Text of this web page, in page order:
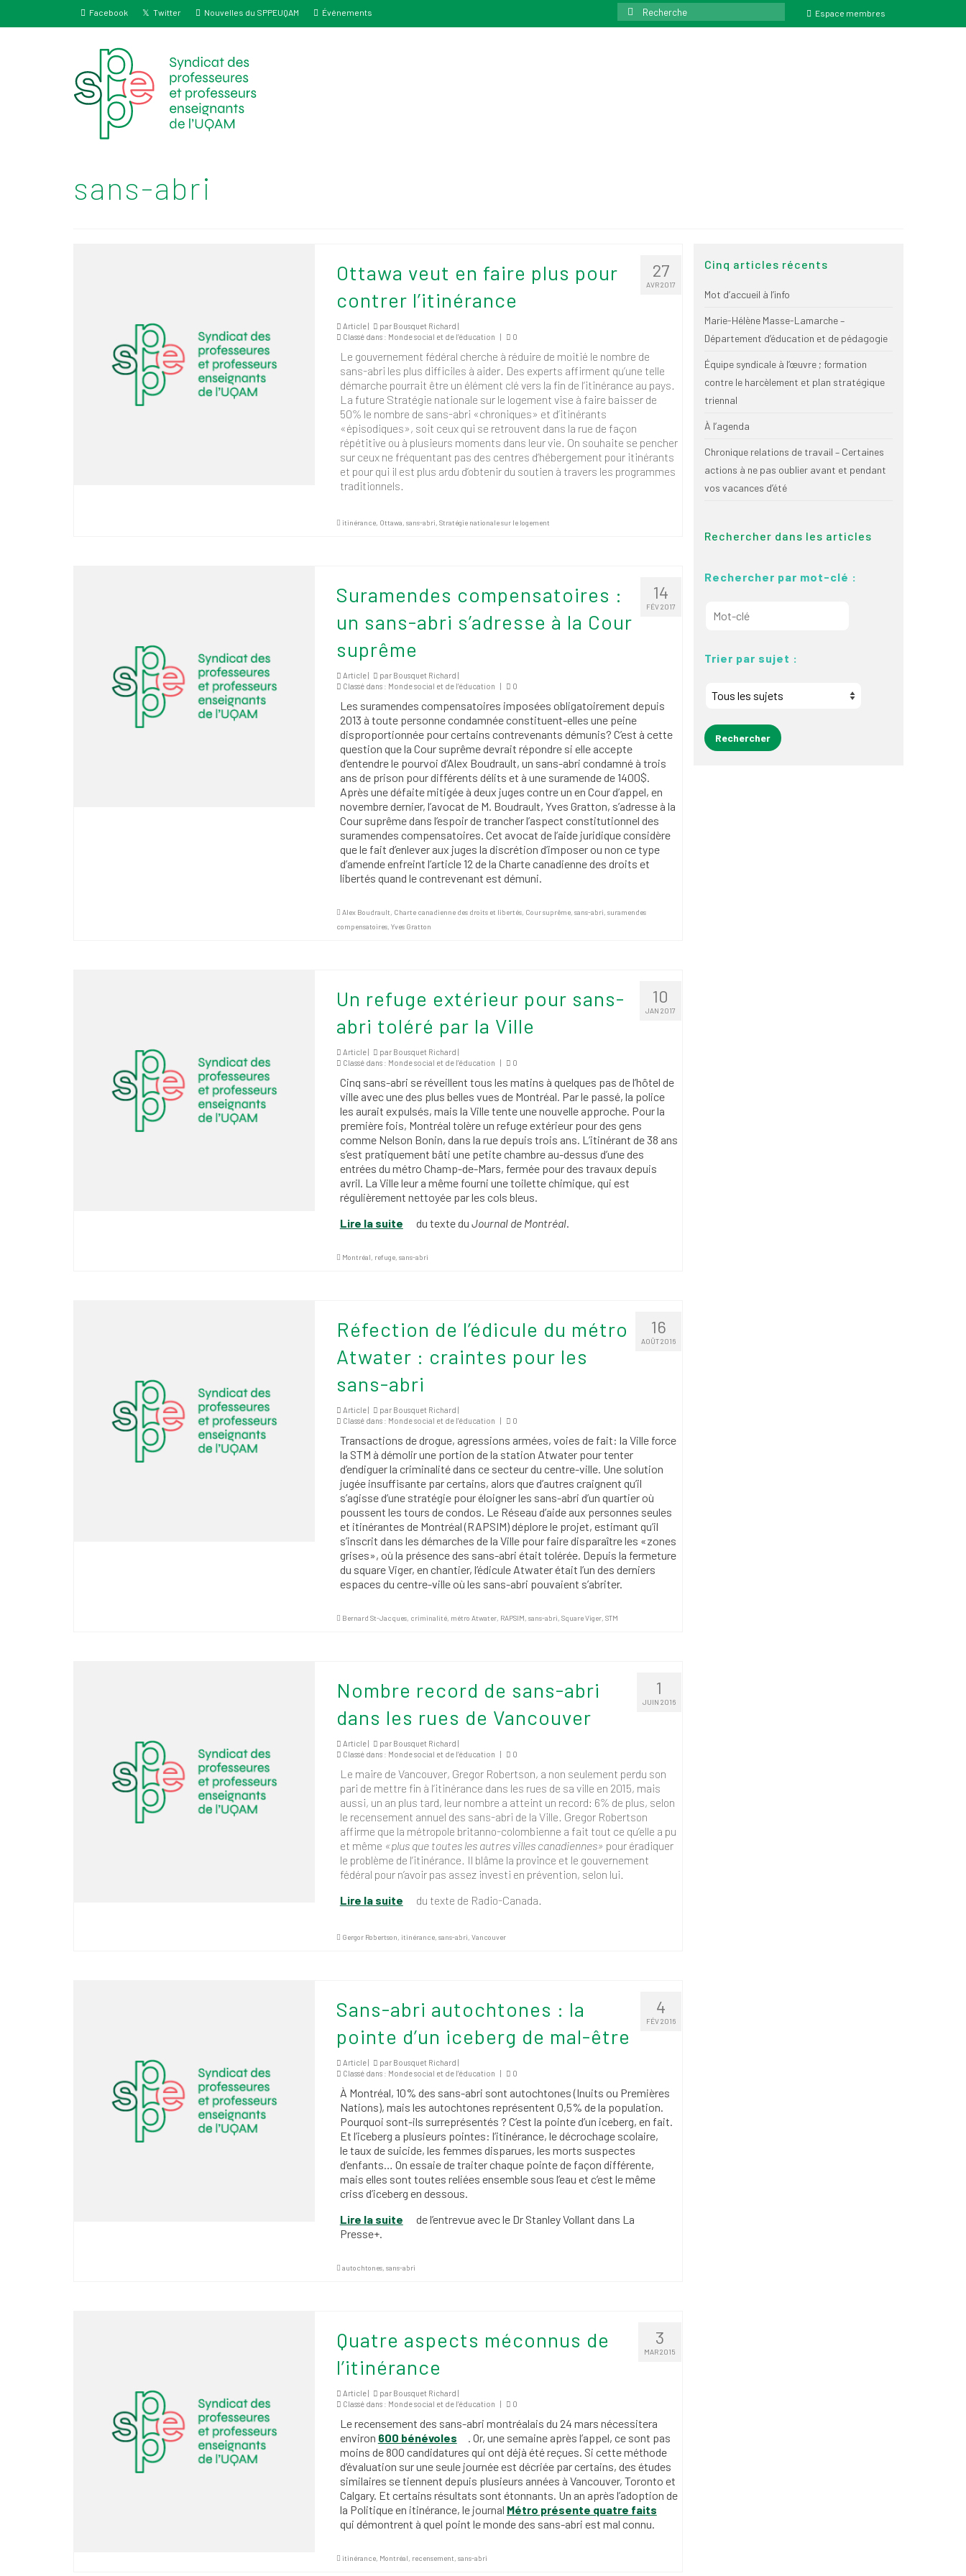
Facebook Twitter Nouvelles du SPPEUQAM Événements
Rechercher
:
Espace membres
sans-abri
27
AVR 2017
Ottawa veut en faire plus pour
contrer l’itinérance
Article | par Bousquet Richard |
Classé dans : Monde social et de l’éducation | 0
Le gouvernement fédéral cherche à réduire de moitié le nombre de
sans-abri les plus difficiles à aider. Des experts affirment qu’une telle
démarche pourrait être un élément clé vers la fin de l’itinérance au pays.
La future Stratégie nationale sur le logement vise à faire baisser de
50% le nombre de sans-abri «chroniques» et d’itinérants
«épisodiques», soit ceux qui se retrouvent dans la rue de façon
répétitive ou à plusieurs moments dans leur vie. On souhaite se pencher
sur ceux ne fréquentant pas des centres d’hébergement pour itinérants
et pour qui il est plus ardu d’obtenir du soutien à travers les programmes
traditionnels.
itinérance, Ottawa, sans-abri, Stratégie nationale sur le logement
14
FÉV 2017
Suramendes compensatoires :
un sans-abri s’adresse à la Cour
suprême
Article | par Bousquet Richard |
Classé dans : Monde social et de l’éducation | 0
Les suramendes compensatoires imposées obligatoirement depuis
2013 à toute personne condamnée constituent-elles une peine
disproportionnée pour certains contrevenants démunis? C’est à cette
question que la Cour suprême devrait répondre si elle accepte
d’entendre le pourvoi d’Alex Boudrault, un sans-abri condamné à trois
ans de prison pour différents délits et à une suramende de 1400$.
Après une défaite mitigée à deux juges contre un en Cour d’appel, en
novembre dernier, l’avocat de M. Boudrault, Yves Gratton, s’adresse à la
Cour suprême dans l’espoir de trancher l’aspect constitutionnel des
suramendes compensatoires. Cet avocat de l’aide juridique considère
que le fait d’enlever aux juges la discrétion d’imposer ou non ce type
d’amende enfreint l’article 12 de la Charte canadienne des droits et
libertés quand le contrevenant est démuni.
Alex Boudrault, Charte canadienne des droits et libertés, Cour suprême, sans-abri, suramendes
compensatoires, Yves Gratton
10
JAN 2017
Un refuge extérieur pour sans-
abri toléré par la Ville
Article | par Bousquet Richard |
Classé dans : Monde social et de l’éducation | 0
Cinq sans-abri se réveillent tous les matins à quelques pas de l’hôtel de
ville avec une des plus belles vues de Montréal. Par le passé, la police
les aurait expulsés, mais la Ville tente une nouvelle approche. Pour la
première fois, Montréal tolère un refuge extérieur pour des gens
comme Nelson Bonin, dans la rue depuis trois ans. L’itinérant de 38 ans
s’est pratiquement bâti une petite chambre au-dessus d’une des
entrées du métro Champ-de-Mars, fermée pour des travaux depuis
avril. La Ville leur a même fourni une toilette chimique, qui est
régulièrement nettoyée par les cols bleus.
Lire la suite
du texte du Journal de Montréal.
Montréal, refuge, sans-abri
16
AOÛT 2016
Réfection de l’édicule du métro
Atwater : craintes pour les
sans-abri
Article | par Bousquet Richard |
Classé dans : Monde social et de l’éducation | 0
Transactions de drogue, agressions armées, voies de fait: la Ville force
la STM à démolir une portion de la station Atwater pour tenter
d’endiguer la criminalité dans ce secteur du centre-ville. Une solution
jugée insuffisante par certains, alors que d’autres craignent qu’il
s’agisse d’une stratégie pour éloigner les sans-abri d’un quartier où
poussent les tours de condos. Le Réseau d’aide aux personnes seules
et itinérantes de Montréal (RAPSIM) déplore le projet, estimant qu’il
s’inscrit dans les démarches de la Ville pour faire disparaître les «zones
grises», où la présence des sans-abri était tolérée. Depuis la fermeture
du square Viger, en chantier, l’édicule Atwater était l’un des derniers
espaces du centre-ville où les sans-abri pouvaient s’abriter.
Bernard St-Jacques, criminalité, métro Atwater, RAPSIM, sans-abri, Square Viger, STM
1
JUIN 2016
Nombre record de sans-abri
dans les rues de Vancouver
Article | par Bousquet Richard |
Classé dans : Monde social et de l’éducation | 0
Le maire de Vancouver, Gregor Robertson, a non seulement perdu son
pari de mettre fin à l’itinérance dans les rues de sa ville en 2015, mais
aussi, un an plus tard, leur nombre a atteint un record: 6% de plus, selon
le recensement annuel des sans-abri de la Ville. Gregor Robertson
affirme que la métropole britanno-colombienne a fait tout ce qu’elle a pu
et même «plus que toutes les autres villes canadiennes» pour éradiquer
le problème de l’itinérance. Il blâme la province et le gouvernement
fédéral pour n’avoir pas assez investi en prévention, selon lui.
Lire la suite
du texte de Radio-Canada.
Gergor Robertson, itinérance, sans-abri, Vancouver
4
FÉV 2016
Sans-abri autochtones : la
pointe d’un iceberg de mal-être
Article | par Bousquet Richard |
Classé dans : Monde social et de l’éducation | 0
À Montréal, 10% des sans-abri sont autochtones (Inuits ou Premières
Nations), mais les autochtones représentent 0,5% de la population.
Pourquoi sont-ils surreprésentés ? C’est la pointe d’un iceberg, en fait.
Et l’iceberg a plusieurs pointes: l’itinérance, le décrochage scolaire,
le taux de suicide, les femmes disparues, les morts suspectes
d’enfants… On essaie de traiter chaque pointe de façon différente,
mais elles sont toutes reliées ensemble sous l’eau et c’est le même
criss d’iceberg en dessous.
Lire la suite
de l’entrevue avec le DrStanley Vollant dans La
Presse+.
autochtones, sans-abri
3
MAR 2015
Quatre aspects méconnus de
l’itinérance
Article | par Bousquet Richard |
Classé dans : Monde social et de l’éducation | 0
Le recensement des sans-abri montréalais du 24 mars nécessitera
environ 600 bénévoles
. Or, une semaine après l’appel, ce sont pas
moins de 800 candidatures qui ont déjà été reçues. Si cette méthode
d’évaluation sur une seule journée est décriée par certains, des études
similaires se tiennent depuis plusieurs années à Vancouver, Toronto et
Calgary. Et certains résultats sont étonnants. Un an après l’adoption de
la Politique en itinérance, le journal Métro présente quatre faits
qui démontrent à quel point le monde des sans-abri est mal connu.
itinérance, Montréal, recensement, sans-abri
Cinq articles récents
Mot d’accueil à l’info
Marie-Hélène Masse-Lamarche –
Département d’éducation et de pédagogie
Équipe syndicale à l’œuvre ; formation
contre le harcèlement et plan stratégique
triennal
À l’agenda
Chronique relations de travail – Certaines
actions à ne pas oublier avant et pendant
vos vacances d’été
Rechercher dans les articles
Rechercher par mot-clé :
Trier par sujet :